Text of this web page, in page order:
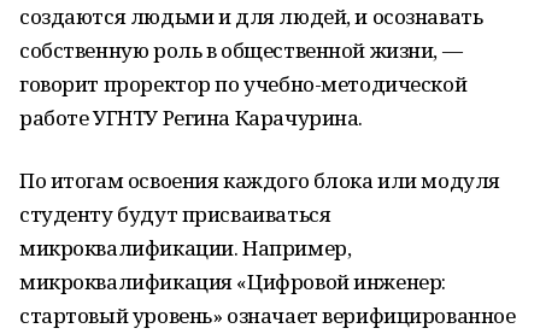
создаются людьми и для людей, и осознавать
собственную роль в общественной жизни, —
говорит проректор по учебно-методической
работе УГНТУ Регина Карачурина.
По итогам освоения каждого блока или модуля
студенту будут присваиваться
микроквалификации. Например,
микроквалификация «Цифровой инженер:
стартовый уровень» означает верифицированное